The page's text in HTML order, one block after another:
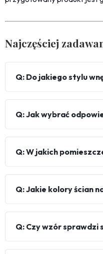
Najczęściej
Q: Do jakiego stylu
Q: Jak wybrać
Q: W jakich
Q: Jakie kolory ścian
Q: Czy wzór sprawdzi